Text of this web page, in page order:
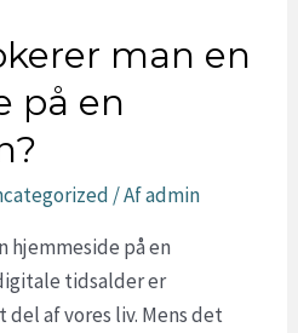
man en
på en
/ Afadmin
hjemmeside på en
tidsalder er
af vores liv. Mens det